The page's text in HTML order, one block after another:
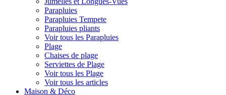
Parapluies
Parapluies Tempete
Parapluies pliants
Voir tous les Parapluies
Plage
Chaises de plage
Serviettes de Plage
Voir tous les Plage
Voir tous les articles
Maison & Déco